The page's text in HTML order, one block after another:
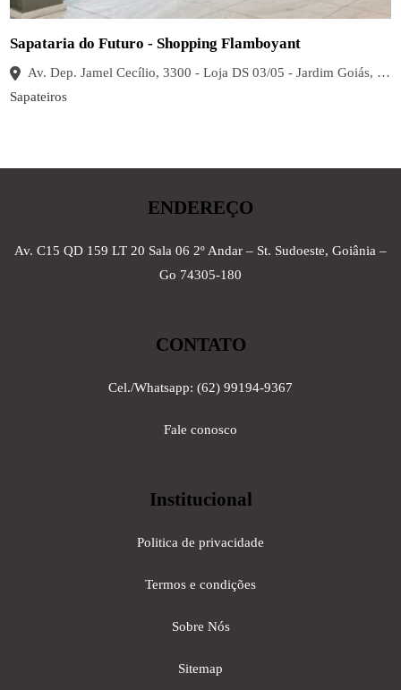
Sapataria do Futuro - Shopping Flamboyant
Av. Dep. Jamel Cecílio, 3300 - Loja DS 03/05 - Jardim Goiás, Goiânia - GO, 74085-580, Brasil
Sapateiros
ENDEREÇO
Av. C15 QD 159 LT 20 Sala 06 2º Andar – St. Sudoeste, Goiânia –
Go 74305-180
CONTATO
Cel./Whatsapp: (62) 99194-9367
Fale conosco
Institucional
Politica de privacidade
Termos e condições
Sobre Nós
Sitemap